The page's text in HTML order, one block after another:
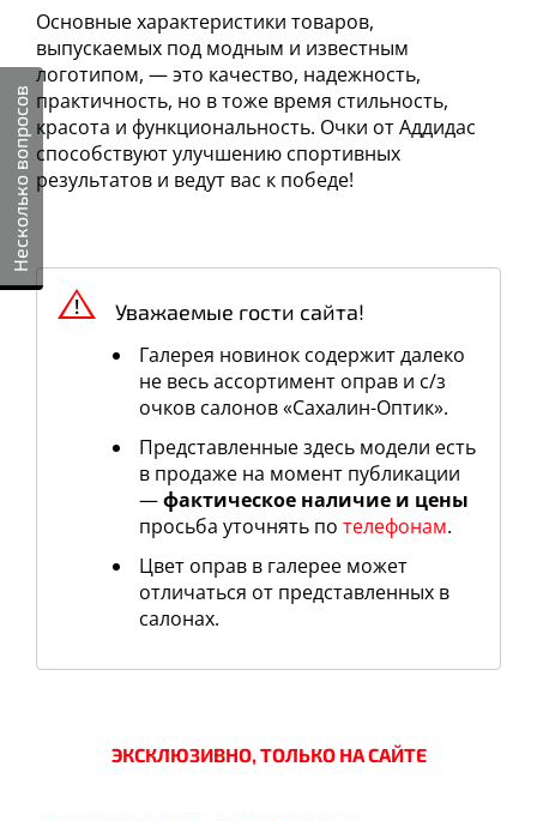
Несколько вопросов
Основные характеристики товаров,
выпускаемых под модным и известным
логотипом, — это качество, надежность,
практичность, но в тоже время стильность,
красота и функциональность. Очки от Аддидас
способствуют улучшению спортивных
результатов и ведут вас к победе!
Уважаемые гости сайта!
Галерея новинок содержит далеко
не весь ассортимент оправ и c/з
очков салонов «Сахалин-Оптик».
Представленные здесь модели есть
в продаже на момент публикации
—фактическое наличие и цены
просьба уточнять по телефонам.
Цвет оправ в галерее может
отличаться от представленных в
салонах.
ЭКСКЛЮЗИВНО, ТОЛЬКО НА САЙТЕ